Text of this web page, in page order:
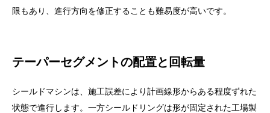
限もあり、進行方向を修正することも難易度が高いです。
テーパーセグメントの配置と回転量
シールドマシンは、施工誤差により計画線形からある程度ずれた
状態で進行します。一方シールドリングは形が固定された工場製